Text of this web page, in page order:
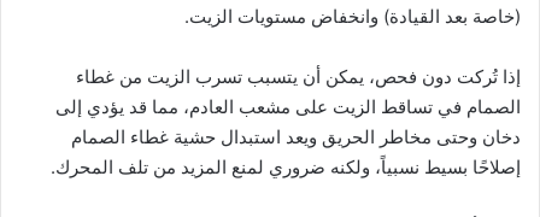
(خاصة بعد القيادة) وانخفاض مستويات الزيت.
إذا تُركت دون فحص، يمكن أن يتسبب تسرب الزيت من غطاء
الصمام في تساقط الزيت على مشعب العادم، مما قد يؤدي إلى
دخان وحتى مخاطر الحريق ويعد استبدال حشية غطاء الصمام
إصلاحًا بسيط نسبياً، ولكنه ضروري لمنع المزيد من تلف المحرك.